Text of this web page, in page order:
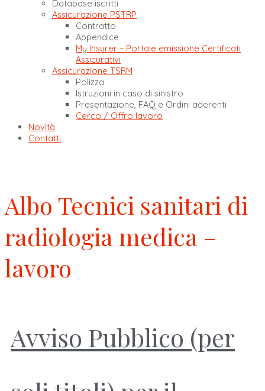
Database iscritti
Assicurazione PSTRP
Contratto
Appendice
My Insurer – Portale emissione Certificati
Assicurativi
Assicurazione TSRM
Polizza
Istruzioni in caso di sinistro
Presentazione, FAQ e Ordini aderenti
Cerco / Offro lavoro
Novità
Contatti
Albo Tecnici sanitari di
radiologia medica –
lavoro
Avviso Pubblico (per